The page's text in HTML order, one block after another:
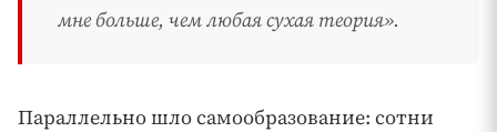
мне больше, чем любая сухая теория».
Параллельно шло самообразование: сотни